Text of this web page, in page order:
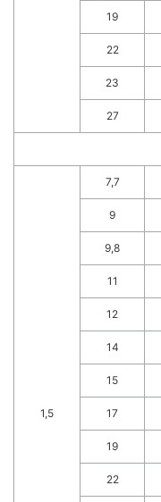
19
22
23
27
1,5
7,7
9
9,8
11
12
14
15
17
19
22